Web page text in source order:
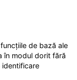
de bază ale
în modul dorit fără